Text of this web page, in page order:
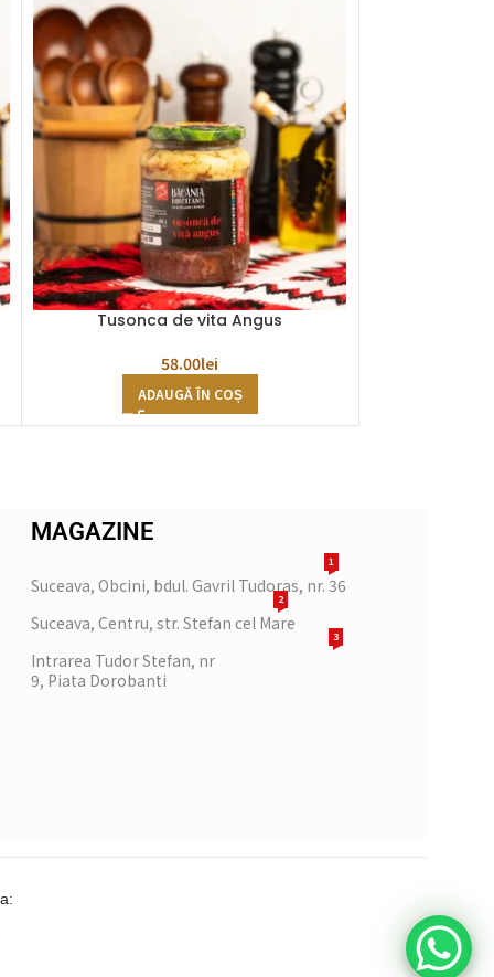
Tusonca de vita Angus
58.00lei
ADAUGĂ ÎN COȘ
MAGAZINE
Suceava, Obcini, bdul. Gavril Tudoras, nr. 36
1
Suceava, Centru, str. Stefan cel Mare
2
Intrarea Tudor Stefan, nr
9, Piata Dorobanti
3